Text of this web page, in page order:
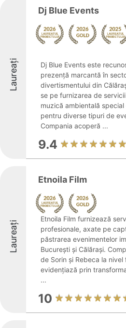
Laureați
Dj Blue Events
Dj Blue Events este
prezență marcantă în
divertismentului din
se pe furnizarea de
muzică ambientală
pentru diverse tipuri de
Compania acoperă ...
9.4
Laureați
Etnoila Film
Etnoila Film furnizează
profesionale, axate pe
păstrarea evenimentelor
București și Călărași.
de Sorin și Rebeca la nivel
evidențiază prin
...
10